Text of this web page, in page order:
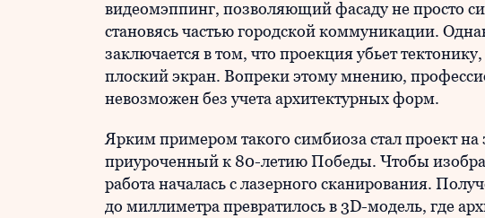
видеомэппинг, позволяющий фасаду не просто
становясь частью городской коммуникации.
заключается в том, что проекция убьет
плоский экран. Вопреки этому мнению,
невозможен без учета архитектурных форм.
Ярким примером такого симбиоза стал проект
приуроченный к 80-летию Победы. Чтобы
работа началась с лазерного сканирования.
до миллиметра превратилось в 3D-модель, где